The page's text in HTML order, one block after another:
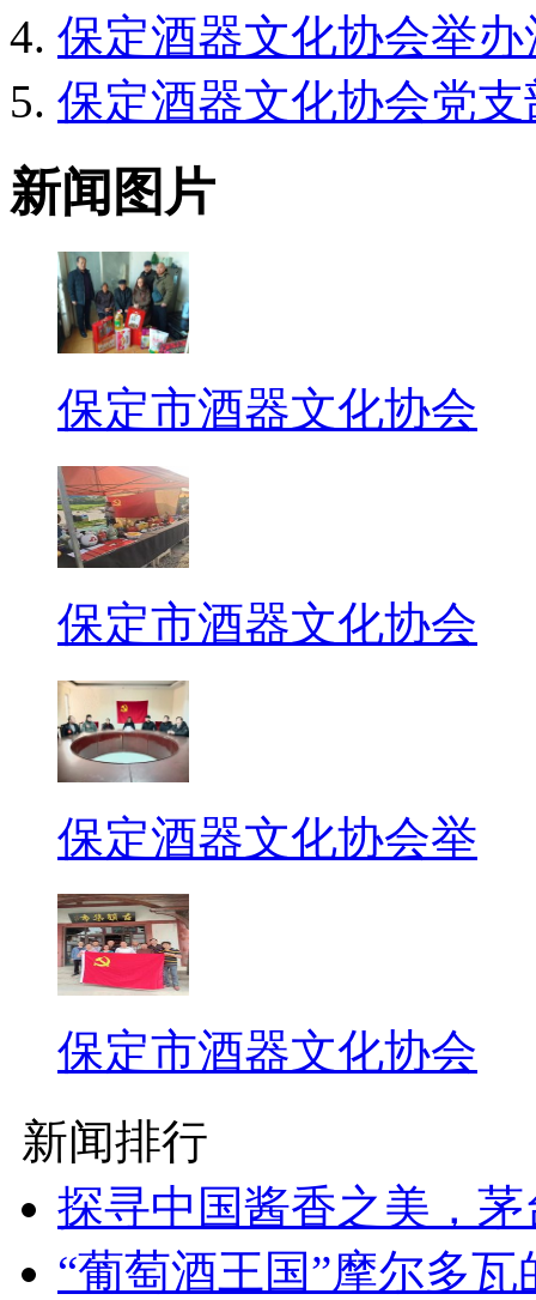
保定酒器文化协会举
保定酒器文化协会党
新闻图片
保定市酒器文化协会
保定市酒器文化协会
保定酒器文化协会举
保定市酒器文化协会
新闻排行
探寻中国酱香之美，
“葡萄酒王国”摩尔多